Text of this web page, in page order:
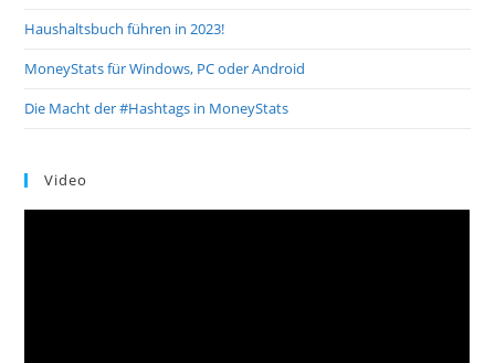
Haushaltsbuch führen in 2023!
MoneyStats für Windows, PC oder Android
Die Macht der #Hashtags in MoneyStats
Video